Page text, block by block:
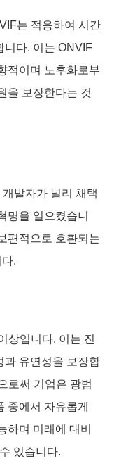
는 적응하여 시간
니다. 이는 ONVIF
적이며 노후화로부
을 보장한다는 것
발자가 널리 채택
명을 일으켰습니
편적으로 호환되는
.
상입니다. 이는 진
과 유연성을 보장합
로써 기업은 광범
중에서 자유롭게
하며 미래에 대비
있습니다.